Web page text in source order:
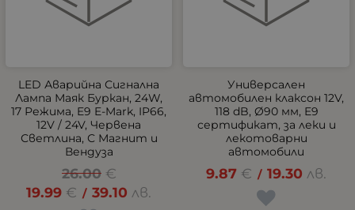
LED Аварийна Сигнална
Лампа Маяк Буркан, 24W,
17 Режима, E9 E-Mark, IP66,
12V / 24V, Червена
Светлина, С Магнит и
Вендуза
26.00 €
19.99 € / 39.10 лв.
Универсален
автомобилен клаксон 12V,
118 dB, Ø90 мм, E9
сертификат, за леки и
лекотоварни
автомобили
9.87 € / 19.30 лв.